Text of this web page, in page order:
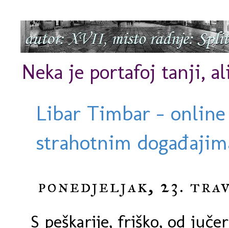
Neka je portafoj tanji,
Libar Timbar -
strahotnim
ponedjeljak, 23.
S peškarije, friško, od jučer